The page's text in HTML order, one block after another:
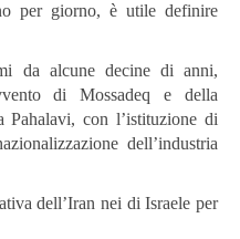
per giorno, è utile definire
da alcune decine di anni,
di Mossadeq e della
Pahalavi, con l’istituzione di
dell’industria
dell’Iran nei di Israele per